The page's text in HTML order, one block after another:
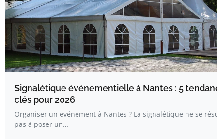
Signalétique événementielle à Nantes : 5
clés pour 2026
Organiser un événement à Nantes ? La signalétique ne se
pas à poser un…